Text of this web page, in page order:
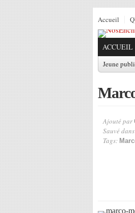
Accueil
ACCUEIL
Jeune
Ajouté par
Sauvé dans
Tags: